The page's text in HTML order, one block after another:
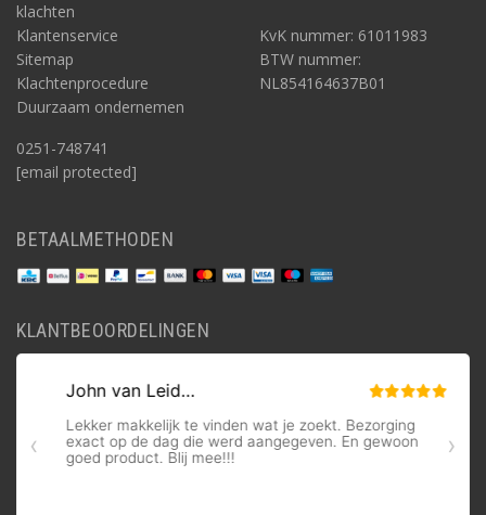
klachten
Klantenservice
Sitemap
Klachtenprocedure
Duurzaam ondernemen
0251-748741
[email protected]
KvK nummer: 61011983
BTW nummer:
NL854164637B01
BETAALMETHODEN
KLANTBEOORDELINGEN